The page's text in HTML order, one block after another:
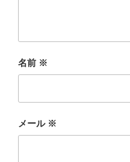
名前 ※
メール ※